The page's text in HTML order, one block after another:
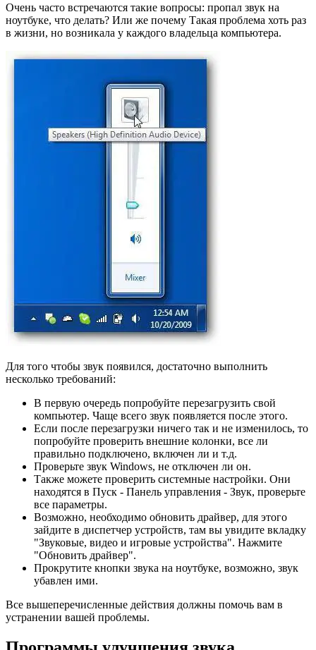
Очень часто встречаются такие вопросы: пропал звук на
ноутбуке, что делать? Или же почему Такая проблема хоть раз
в жизни, но возникала у каждого владельца компьютера.
Для того чтобы звук появился, достаточно выполнить
несколько требований:
В первую очередь попробуйте перезагрузить свой
компьютер. Чаще всего звук появляется после этого.
Если после перезагрузки ничего так и не изменилось, то
попробуйте проверить внешние колонки, все ли
правильно подключено, включен ли и т.д.
Проверьте звук Windows, не отключен ли он.
Также можете проверить системные настройки. Они
находятся в Пуск - Панель управления - Звук, проверьте
все параметры.
Возможно, необходимо обновить драйвер, для этого
зайдите в диспетчер устройств, там вы увидите вкладку
"Звуковые, видео и игровые устройства". Нажмите
"Обновить драйвер".
Прокрутите кнопки звука на ноутбуке, возможно, звук
убавлен ими.
Все вышеперечисленные действия должны помочь вам в
устранении вашей проблемы.